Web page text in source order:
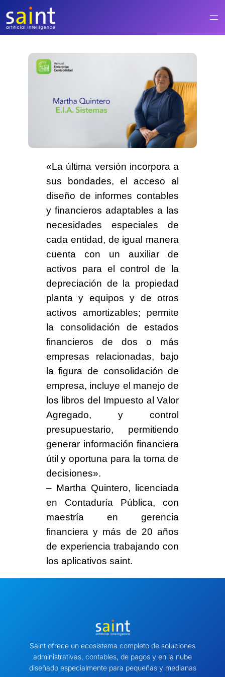
contenido
«La última versión incorpora a
sus bondades, el acceso al
diseño de informes contables
y financieros adaptables a las
necesidades especiales de
cada entidad, de igual manera
cuenta con un auxiliar de
activos para el control de la
depreciación de la propiedad
planta y equipos y de otros
activos amortizables; permite
la consolidación de estados
financieros de dos o más
empresas relacionadas, bajo
la figura de consolidación de
empresa, incluye el manejo de
los libros del Impuesto al Valor
Agregado, y control
presupuestario, permitiendo
generar información financiera
útil y oportuna para la toma de
decisiones».
– Martha Quintero, licenciada
en Contaduría Pública, con
maestría en gerencia
financiera y más de 20 años
de experiencia trabajando con
los aplicativos saint.
Saint ofrece un ecosistema completo de soluciones
administrativas, contables, de pagos y en la nube
diseñado especialmente para pequeñas y medianas